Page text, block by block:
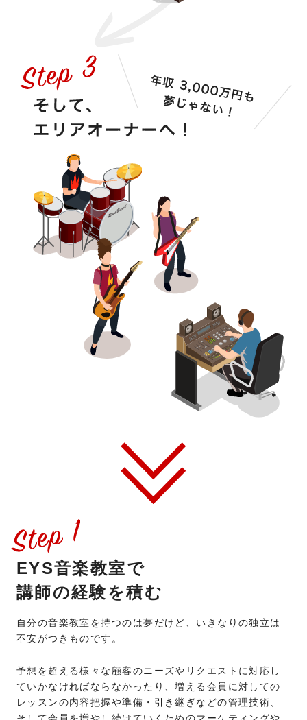
EYS音楽教室で
講師の経験を積む
自分の音楽教室を持つのは夢だけど、いきなりの独立は
不安がつきものです。
予想を超える様々な顧客のニーズやリクエストに対応し
ていかなければならなかったり、増える会員に対しての
レッスンの内容把握や準備・引き継ぎなどの管理技術、
そして会員を増やし続けていくためのマーケティングや